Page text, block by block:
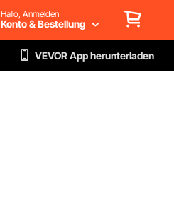
Hallo, Anmelden
Konto & Bestellung
VEVOR App herunterladen